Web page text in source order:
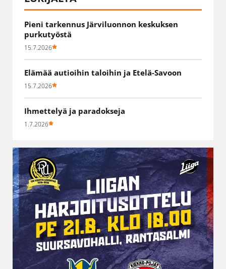
Pieni tarkennus Järviluonnon keskuksen
purkutyöstä
15.7.2026
Elämää autioihin taloihin ja Etelä-Savoon
15.7.2026
Ihmettelyä ja paradokseja
1.7.2026